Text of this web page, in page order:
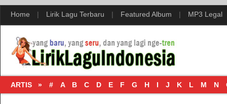
Home | Lirik Lagu Terbaru | Featured Album | MP3 Legal
ARTIS » # A B C D E F G H I J K L M N